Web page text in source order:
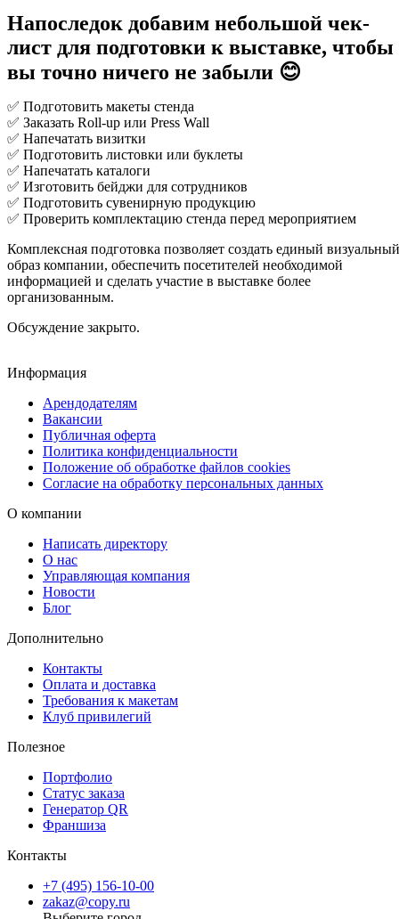
Напоследок добавим небольшой чек-
лист для подготовки к выставке, чтобы
вы точно ничего не забыли 😊
✅ Подготовить макеты стенда
✅ Заказать Roll-up или Press Wall
✅ Напечатать визитки
✅ Подготовить листовки или буклеты
✅ Напечатать каталоги
✅ Изготовить бейджи для сотрудников
✅ Подготовить сувенирную продукцию
✅ Проверить комплектацию стенда перед мероприятием
Комплексная подготовка позволяет создать единый визуальный
образ компании, обеспечить посетителей необходимой
информацией и сделать участие в выставке более
организованным.
Обсуждение закрыто.
Информация
Арендодателям
Вакансии
Публичная оферта
Политика конфиденциальности
Положение об обработке файлов cookies
Согласие на обработку персональных данных
О компании
Написать директору
О нас
Управляющая компания
Новости
Блог
Дополнительно
Контакты
Оплата и доставка
Требования к макетам
Клуб привилегий
Полезное
Портфолио
Статус заказа
Генератор QR
Франшиза
Контакты
+7 (495) 156-10-00
zakaz@copy.ru